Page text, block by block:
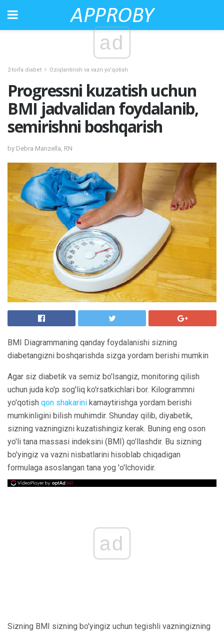
ad
2-toifa diabet Oziqlantirish va vazn yo'qotish
Progressni kuzatish uchun
BMI jadvalidan foydalanib,
semirishni boshqarish
by Debra Manzella, RN
BMI Diagrammaning qanday foydalanishi sizning
diabetangizni boshqarishda sizga yordam berishi mumkin
Agar siz diabetik va semiz bo'lsangiz, monitoring qilish
uchun juda ko'p sog'liq ko'rsatkichlari bor. Kilogrammni
yo'qotish qon shakarini kamaytirishga yordam berishi
mumkinligini bilish muhimdir. Shunday qilib, diyabetik,
sizning vazningizni kuzatishingiz kerak. Buning eng oson
yo'li tana massasi indeksini (BMI) qo'llashdir. Bu sizning
bo'yingiz va vazni nisbatlarini hisoblab chiqadigan
formulaga asoslangan tana yog 'o'lchovidir.
ad
Sizning BMI sizning bo'yingiz uchun tegishli vazningizning